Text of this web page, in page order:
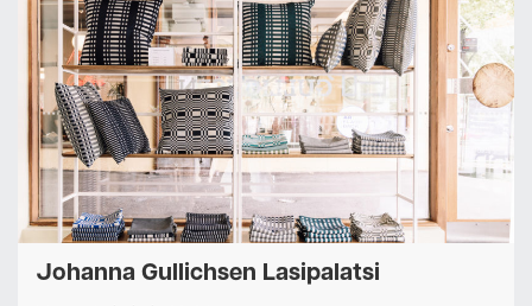
Johanna Gullichsen Lasipalatsi